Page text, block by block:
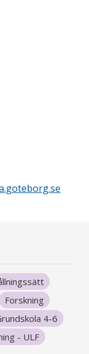
Forskning
4-6
- ULF